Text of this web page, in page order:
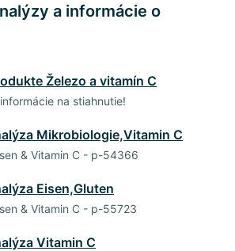
a informácie o
Železo a vitamín C
na stiahnutie!
Mikrobiologie,Vitamin C
& Vitamin C - p-54366
Eisen,Gluten
& Vitamin C - p-55723
Vitamin C